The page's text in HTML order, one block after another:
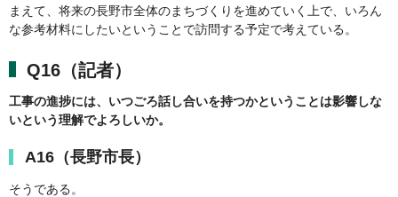
まえて、将来の長野市全体のまちづくりを進めていく上で、いろん
な参考材料にしたいということで訪問する予定で考えている。
Q16（記者）
工事の進捗には、いつごろ話し合いを持つかということは影響しな
いという理解でよろしいか。
A16（長野市長）
そうである。